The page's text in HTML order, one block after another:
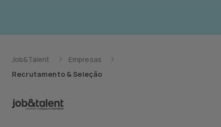
Job&Talent
Empresas
Recrutamento & Seleção